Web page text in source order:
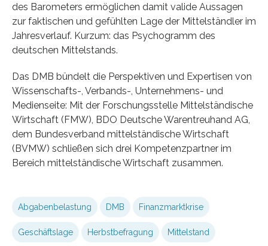
des Barometers ermöglichen damit valide Aussagen
zur faktischen und gefühlten Lage der Mittelständler im
Jahresverlauf. Kurzum: das Psychogramm des
deutschen Mittelstands.
Das DMB bündelt die Perspektiven und Expertisen von
Wissenschafts-, Verbands-, Unternehmens- und
Medienseite: Mit der Forschungsstelle Mittelständische
Wirtschaft (FMW), BDO Deutsche Warentreuhand AG,
dem Bundesverband mittelständische Wirtschaft
(BVMW) schließen sich drei Kompetenzpartner im
Bereich mittelständische Wirtschaft zusammen.
Abgabenbelastung DMB Finanzmarktkrise
Geschäftslage Herbstbefragung Mittelstand